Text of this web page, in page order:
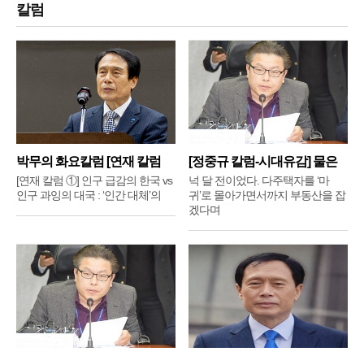
칼럼
박무의 화요칼럼 [연재 칼럼
①]
[연재 칼럼 ①] 인구 급감의 한국 vs
인구 과잉의 대국 : ‘인간 대체’의
[정중규 칼럼-시대유감] 물은
배
넉 달 전이었다. 다주택자를 ‘마
귀’로 몰아가면서까지 부동산을 잡
겠다며